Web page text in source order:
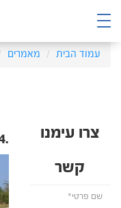
עמוד הבית מאמרים
צרו עימנו
קשר
.Tender_Boat4